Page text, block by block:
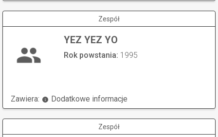
Zespół
YEZ YEZ YO
Rok powstania: 1995
Zawiera: Dodatkowe informacje
Zespół